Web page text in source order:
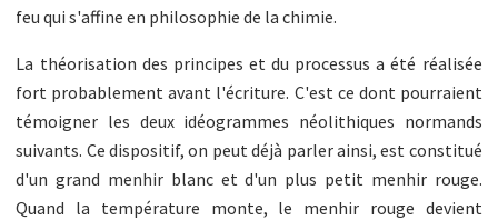
feu qui s'affine en philosophie de la chimie.
La théorisation des principes et du processus a été réalisée
fort probablement avant l'écriture. C'est ce dont pourraient
témoigner les deux idéogrammes néolithiques normands
suivants. Ce dispositif, on peut déjà parler ainsi, est constitué
d'un grand menhir blanc et d'un plus petit menhir rouge.
Quand la température monte, le menhir rouge devient